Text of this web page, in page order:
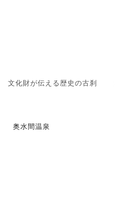
文化財が伝える歴史の古刹
奥水間温泉